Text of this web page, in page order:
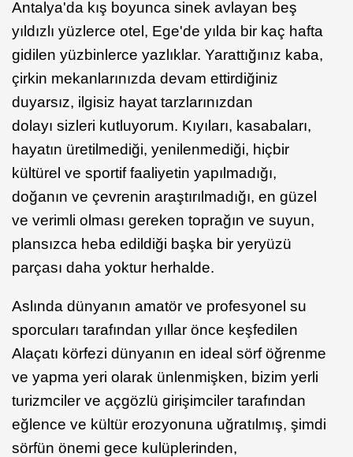
Antalya'da kış boyunca sinek avlayan beş
yıldızlı yüzlerce otel, Ege'de yılda bir kaç hafta
gidilen yüzbinlerce yazlıklar. Yarattığınız kaba,
çirkin mekanlarınızda devam ettirdiğiniz
duyarsız, ilgisiz hayat tarzlarınızdan
dolayı sizleri kutluyorum. Kıyıları, kasabaları,
hayatın üretilmediği, yenilenmediği, hiçbir
kültürel ve sportif faaliyetin yapılmadığı,
doğanın ve çevrenin araştırılmadığı, en güzel
ve verimli olması gereken toprağın ve suyun,
plansızca heba edildiği başka bir yeryüzü
parçası daha yoktur herhalde.
Aslında dünyanın amatör ve profesyonel su
sporcuları tarafından yıllar önce keşfedilen
Alaçatı körfezi dünyanın en ideal sörf öğrenme
ve yapma yeri olarak ünlenmişken, bizim yerli
turizmciler ve açgözlü girişimciler tarafından
eğlence ve kültür erozyonuna uğratılmış, şimdi
sörfün önemi gece kulüplerinden,